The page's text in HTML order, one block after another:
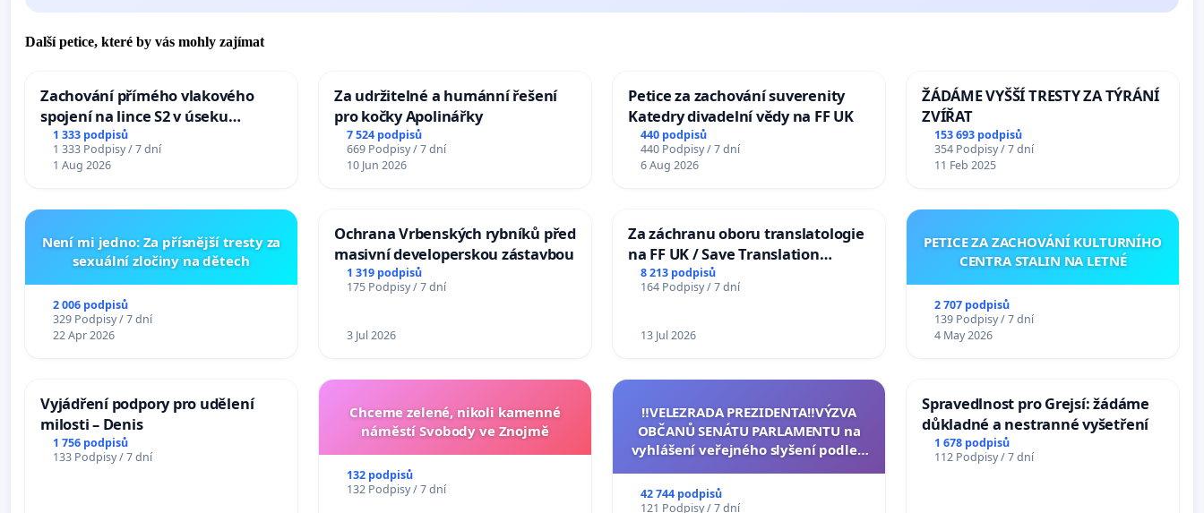
Další petice, které by vás mohly zajímat
Zachování přímého vlakového
spojení na lince S2 v úseku
Ostrava – Bohumín – Karviná –
Mosty u Jablunkova
1 333 podpisů
1 333 Podpisy / 7 dní
1 Aug 2026
Za udržitelné a humánní řešení
pro kočky Apolinářky
7 524 podpisů
669 Podpisy / 7 dní
10 Jun 2026
Petice za zachování suverenity
Katedry divadelní vědy na FF UK
440 podpisů
440 Podpisy / 7 dní
6 Aug 2026
ŽÁDÁME VYŠŠÍ TRESTY ZA TÝRÁNÍ
ZVÍŘAT
153 693 podpisů
354 Podpisy / 7 dní
11 Feb 2025
Není mi jedno: Za přísnější tresty za
sexuální zločiny na dětech
2 006 podpisů
329 Podpisy / 7 dní
22 Apr 2026
Ochrana Vrbenských rybníků před
masivní developerskou zástavbou
1 319 podpisů
175 Podpisy / 7 dní
3 Jul 2026
Za záchranu oboru translatologie
na FF UK / Save Translation
Studies at the Faculty of Arts,
Charles University
8 213 podpisů
164 Podpisy / 7 dní
13 Jul 2026
PETICE ZA ZACHOVÁNÍ KULTURNÍHO
CENTRA STALIN NA LETNÉ
2 707 podpisů
139 Podpisy / 7 dní
4 May 2026
Vyjádření podpory pro udělení
milosti – Denis
1 756 podpisů
133 Podpisy / 7 dní
Chceme zelené, nikoli kamenné
náměstí Svobody ve Znojmě
132 podpisů
132 Podpisy / 7 dní
‼️VELEZRADA PREZIDENTA‼️VÝZVA
OBČANŮ SENÁTU PARLAMENTU na
vyhlášení veřejného slyšení podle §
na přijetí usnesení k podání ústavní
žaloby na prezidenta republiky
42 744 podpisů
121 Podpisy / 7 dní
Spravedlnost pro Grejsí: žádáme
důkladné a nestranné vyšetření
1 678 podpisů
112 Podpisy / 7 dní